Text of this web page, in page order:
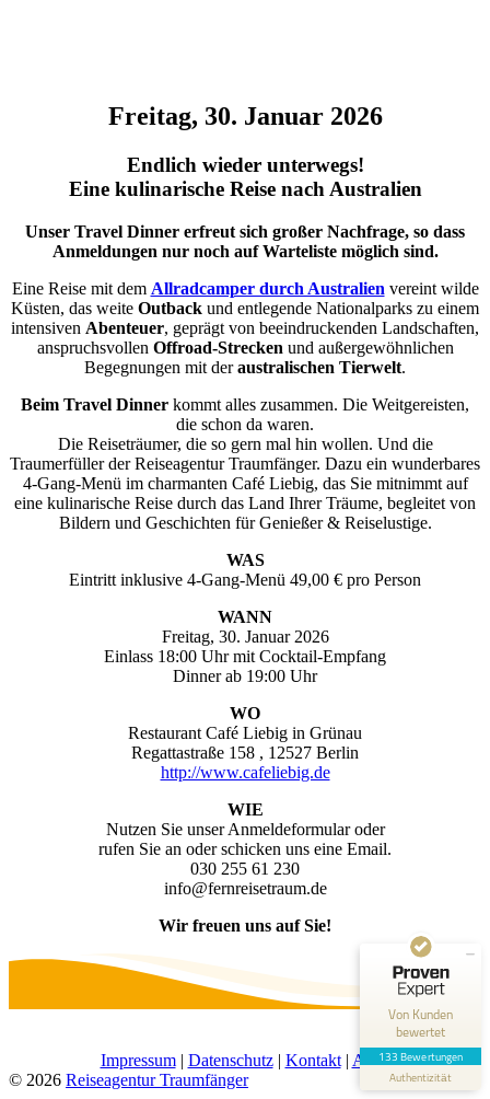
Freitag, 30. Januar 2026
Endlich wieder unterwegs!
Eine kulinarische Reise nach Australien
Unser Travel Dinner erfreut sich großer Nachfrage, so dass
Anmeldungen nur noch auf Warteliste möglich sind.
Eine Reise mit dem Allradcamper durch Australien vereint wilde
Küsten, das weite Outback und entlegende Nationalparks zu einem
intensiven Abenteuer, geprägt von beeindruckenden Landschaften,
anspruchsvollen Offroad-Strecken und außergewöhnlichen
Begegnungen mit deraustralischen Tierwelt.
Beim Travel Dinner kommt alles zusammen. Die Weitgereisten,
die schon da waren.
Die Reiseträumer, die so gern mal hin wollen. Und die
Traumerfüller der Reiseagentur Traumfänger. Dazu ein wunderbares
4-Gang-Menü im charmanten Café Liebig, das Sie mitnimmt auf
eine kulinarische Reise durch das Land Ihrer Träume, begleitet von
Bildern und Geschichten für Genießer & Reiselustige.
WAS
Eintritt inklusive 4-Gang-Menü 49,00 € pro Person
WANN
Freitag, 30. Januar 2026
Einlass 18:00 Uhr mit Cocktail-Empfang
Dinner ab 19:00 Uhr
WO
Restaurant Café Liebig in Grünau
Regattastraße 158 , 12527 Berlin
http://www.cafeliebig.de
WIE
Nutzen Sie unser Anmeldeformular oder
rufen Sie an oder schicken uns eine Email.
030 255 61 230
info@fernreisetraum.de
Wir freuen uns auf Sie!
Impressum| Datenschutz| Kontakt| AGB
© 2026 Reiseagentur Traumfänger
Von Kunden
bewertet
133 Bewertungen
Authentizität
Kundenbewertungen und Erfahrungen zu
Reiseagentur Traumfänger
SEHR GUT
4,88 / 5,00
50
Bewertungen auf
ProvenExpert.com
Bewertungen von 3
Blick aufs ProvenExpert-Profil werfen